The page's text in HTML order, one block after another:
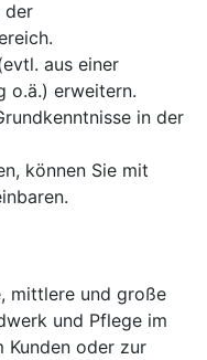
der
aus einer
o.ä.) erweitern.
in der
können Sie mit
mittlere und große
und Pflege im
Kunden oder zur